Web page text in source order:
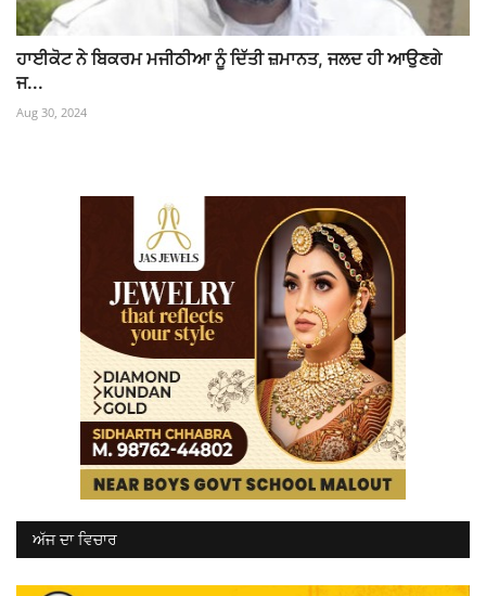
ਹਾਈਕੋਟ ਨੇ ਬਿਕਰਮ ਮਜੀਠੀਆ ਨੂੰ ਦਿੱਤੀ ਜ਼ਮਾਨਤ, ਜਲਦ ਹੀ ਆਉਣਗੇ
ਜ...
Aug 30, 2024
ਅੱਜ ਦਾ ਵਿਚਾਰ